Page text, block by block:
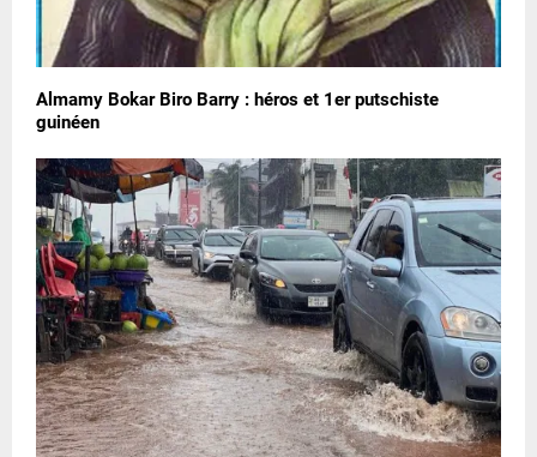
Almamy Bokar Biro Barry : héros et 1er putschiste
guinéen